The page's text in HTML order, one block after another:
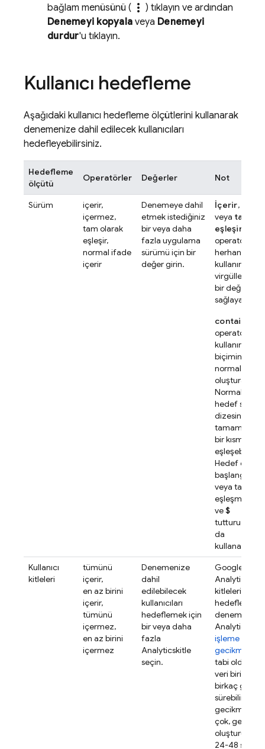
bağlam menüsünü ( more_vert ) tıklayın ve ardından
Denemeyi kopyala veya Denemeyi
durdur'u tıklayın.
Kullanıcı hedefleme
Aşağıdaki kullanıcı hedefleme ölçütlerini kullanarak
denemenize dahil edilecek kullanıcıları
hedefleyebilirsiniz.
Hedefleme
ölçütü
Operatörler Değerler Not
Sürüm
içerir,
içermez,
tam olarak
eşleşir,
normal ifade
içerir
Denemeye dahil
etmek istediğiniz
bir veya daha
fazla uygulama
sürümü için bir
değer girin.
İçerir,
veya tam
eşleşir
herhangi
kullanırken
virgülle
bir değer
contains
operatörünü
kullanırken
biçiminde
normal
Normal
hedef sürüm
dizesinin
tamamıyla
bir kısmıyla
eşleşebilir.
Hedef
başlangıcı,
veya
eşleşmek
ve$
da
Kullanıcı
kitleleri
tümünü
içerir,
en az birini
içerir,
tümünü
içermez,
en az birini
içermez
Denemenize
dahil
edilebilecek
kullanıcıları
hedeflemek için
bir veya daha
fazla
Analyticskitle
seçin.
Google
Analytics
kitlelerini
hedefleyen
Analytics
işleme
gecikmesine
tabi oldukları
veri birikmesi
birkaç gün
sürebilir. Bu
gecikmeyle
çok,
24-48 saat